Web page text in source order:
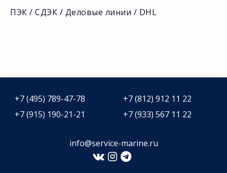
ПЭК / СДЭК / Деловые линии / DHL
+7 (495) 789-47-78
+7 (812) 912 11 22
+7 (915) 190-21-21
+7 (933) 567 11 22
info@service-marine.ru​​